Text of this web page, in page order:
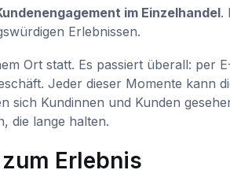
im Einzelhandel.
Erlebnissen.
Ort statt. Es passiert überall: per
Jeder dieser Momente kann
sich Kundinnen und Kunden
die lange halten.
Erlebnis